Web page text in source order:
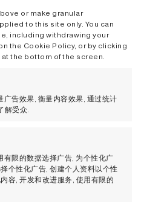
or make granular
to this site only. You can
including withdrawing your
the Cookie Policy, or by clicking
the bottom of the screen.
告效果, 衡量内容效果, 通过统计
解受众.
限的数据选择广告, 为个性化广
个性化广告, 创建个人资料以个性
容, 开发和改进服务, 使用有限的
合各种奶酪、烩饭和鱼类（如
克力
趣的还有...